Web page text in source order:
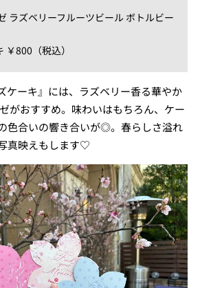
ラズベリーフルーツビール ボトルビー
800（税込）
ケーキ』には、ラズベリー香る華やか
がおすすめ。味わいはもちろん、ケー
色合いの響き合いが◎。春らしさ溢れ
真映えもします♡